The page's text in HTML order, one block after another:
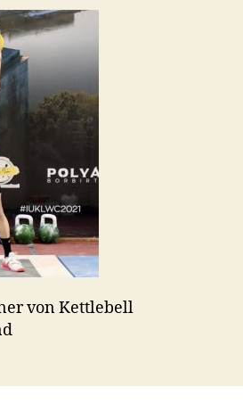
n
von Kettlebell